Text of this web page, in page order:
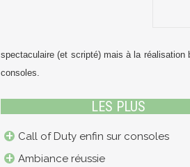
spectaculaire (et scripté) mais à la
consoles.
LES PLUS
Call of Duty enfin sur consoles
Ambiance réussie